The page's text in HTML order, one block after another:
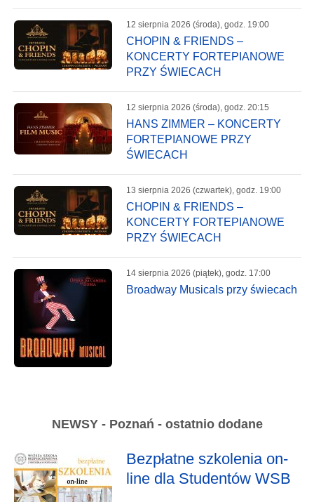
12 sierpnia 2026 (środa), godz. 19:00
CHOPIN & FRIENDS –
KONCERTY FORTEPIANOWE
PRZY ŚWIECACH
12 sierpnia 2026 (środa), godz. 20:15
HANS ZIMMER – KONCERTY
FORTEPIANOWE PRZY
ŚWIECACH
13 sierpnia 2026 (czwartek), godz. 19:00
CHOPIN & FRIENDS –
KONCERTY FORTEPIANOWE
PRZY ŚWIECACH
14 sierpnia 2026 (piątek), godz. 17:00
Broadway Musicals przy świecach
NEWSY - Poznań - ostatnio dodane
Bezpłatne szkolenia on-
line dla Studentów WSB